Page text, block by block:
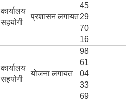
कार्यालय
सहयोगी
प्रशासन लगायत
45
29
70
16
कार्यालय
सहयोगी
योजना लगायत
98
61
04
33
69